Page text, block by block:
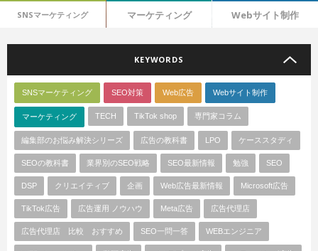
SNSマーケティング マーケティング Webサイト制作
KEYWORDS
SNSマーケティング SEO対策 Web広告 Webサイト制作
マーケティング TECH TikTok shop 専門家コラム
編集部のお悩み解決シリーズ 広告の教科書 LPO ケーススタディ
SEOの教科書 業界別のSEO戦略 SEO最新情報 勉強 SEO
DSP クリエイティブ 企画 Web広告最新情報 Microsoft広告
TikTok広告 広告運用 ノウハウ Meta広告 広告代理店
広告代理店 比較 おすすめ SEO一問一答 WEBエンジニア